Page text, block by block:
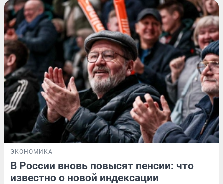
ЭКОНОМИКА
В России вновь повысят пенсии: что
известно о новой индексации